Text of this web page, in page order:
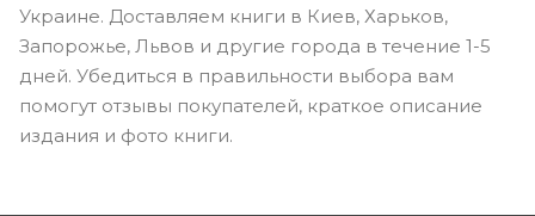
Украине. Доставляем книги в Киев, Харьков,
Запорожье, Львов и другие города в течение 1-5
дней. Убедиться в правильности выбора вам
помогут отзывы покупателей, краткое описание
издания и фото книги.